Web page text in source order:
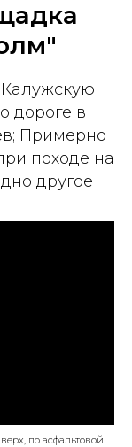
дороге в
Примерно
походе на
другое
по асфальтовой